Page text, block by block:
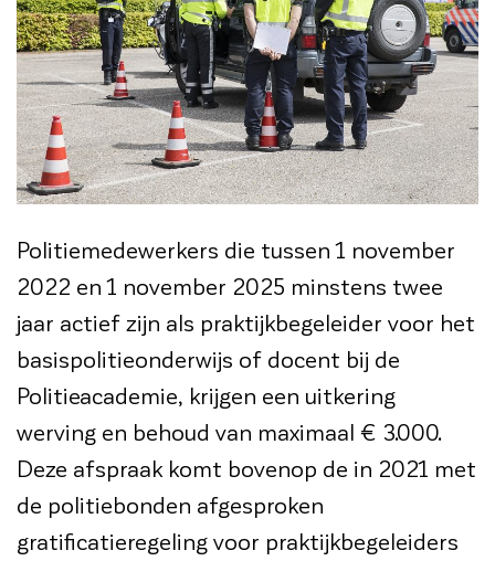
Politiemedewerkers die tussen 1 november
2022 en 1 november 2025 minstens twee
jaar actief zijn als praktijkbegeleider voor het
basispolitieonderwijs of docent bij de
Politieacademie, krijgen een uitkering
werving en behoud van maximaal € 3.000.
Deze afspraak komt bovenop de in 2021 met
de politiebonden afgesproken
gratificatieregeling voor praktijkbegeleiders